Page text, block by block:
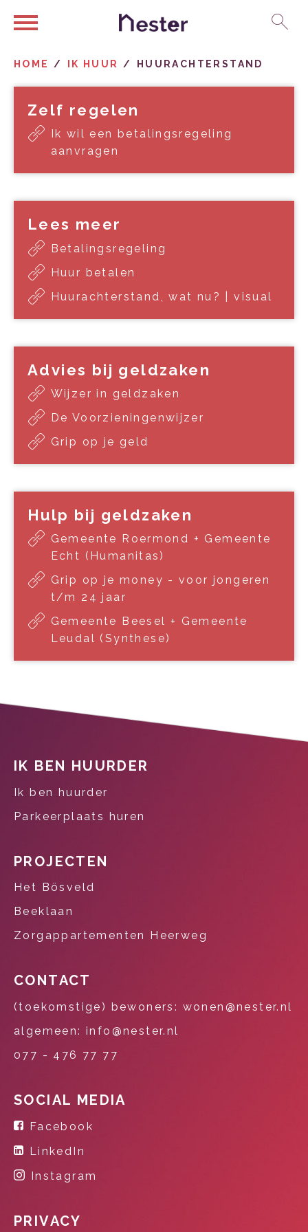
Naar hoofdinhoud
Naar hoofdnavigatiemenu
Naar zoeken
Naar de homepage
Ga naar Hoofd
HOME IK HUUR HUURACHTERSTAND
Zelf regelen
Ik wil een betalingsregeling
aanvragen
Lees meer
Betalingsregeling
Huur betalen
Huurachterstand, wat nu? | visual
Advies bij geldzaken
Wijzer in geldzaken
De Voorzieningenwijzer
Grip op je geld
Hulp bij geldzaken
Gemeente Roermond + Gemeente
Echt (Humanitas)
Grip op je money - voor jongeren
t/m 24 jaar
Gemeente Beesel + Gemeente
Leudal (Synthese)
Contactinformatie
IK BEN HUURDER
Ik ben huurder
Parkeerplaats huren
PROJECTEN
Het Bösveld
Beeklaan
Zorgappartementen Heerweg
CONTACT
(toekomstige) bewoners: wonen@nester.nl
algemeen: info@nester.nl
077 - 476 77 77
SOCIAL MEDIA
Facebook
LinkedIn
Instagram
PRIVACY